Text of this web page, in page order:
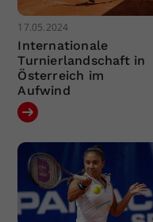
17.05.2024
Internationale
Turnierlandschaft in
Österreich im
Aufwind